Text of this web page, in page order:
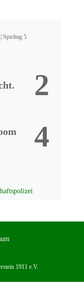
| Spieltag 5
2
4
1911 e.V.